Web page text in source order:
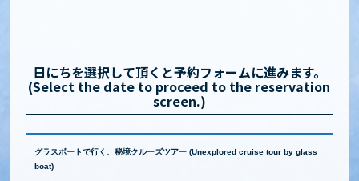
日にちを選択して頂くと予約フォームに進みます。
(Select the date to proceed to the reservation
screen.)
グラスボートで行く、秘境クルーズツアー (Unexplored cruise tour by glass
boat)